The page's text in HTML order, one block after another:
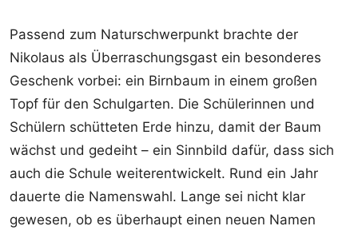
Passend zum Naturschwerpunkt brachte der
Nikolaus als Überraschungsgast ein besonderes
Geschenk vorbei: ein Birnbaum in einem großen
Topf für den Schulgarten. Die Schülerinnen und
Schülern schütteten Erde hinzu, damit der Baum
wächst und gedeiht – ein Sinnbild dafür, dass sich
auch die Schule weiterentwickelt. Rund ein Jahr
dauerte die Namenswahl. Lange sei nicht klar
gewesen, ob es überhaupt einen neuen Namen